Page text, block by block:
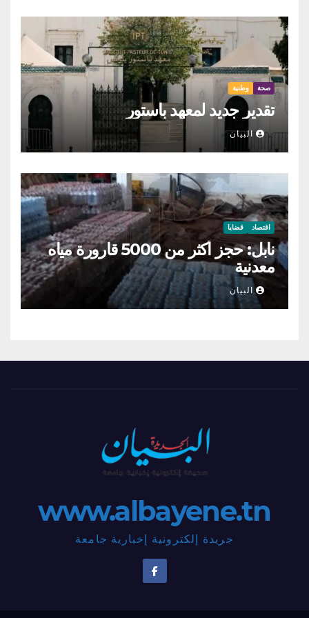
صحة وطنية
تقدير جديد لمعهد باستور
البيان
اقتصاد قضايا
نابل: حجز أكثر من 5000 قارورة مياه
معدنية
البيان
www.albayene.tn
جريدة إلكترونية إخبارية جامعة